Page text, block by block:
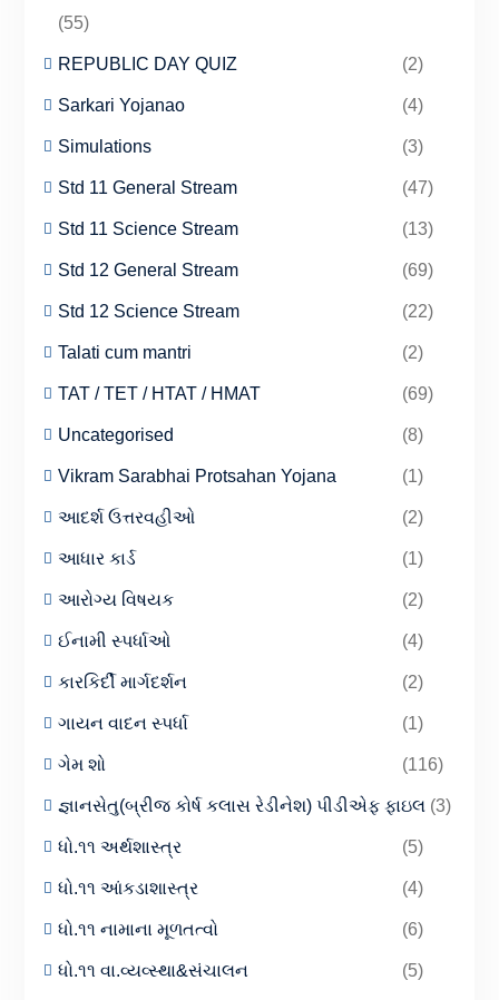
(55)
REPUBLIC DAY QUIZ (2)
Sarkari Yojanao (4)
Simulations (3)
Std 11 General Stream (47)
Std 11 Science Stream (13)
Std 12 General Stream (69)
Std 12 Science Stream (22)
Talati cum mantri (2)
TAT / TET / HTAT / HMAT (69)
Uncategorised (8)
Vikram Sarabhai Protsahan Yojana (1)
આદર્શ ઉત્તરવહીઓ (2)
આધાર કાર્ડ (1)
આરોગ્ય વિષયક (2)
ઈનામી સ્પર્ધાઓ (4)
કારકિર્દી માર્ગદર્શન (2)
ગાયન વાદન સ્પર્ધા (1)
ગેમ શો (116)
જ્ઞાનસેતુ(બ્રીજ કોર્ષ કલાસ રેડીનેશ) પીડીએફ ફાઇલ(3)
ધો.૧૧ અર્થશાસ્ત્ર (5)
ધો.૧૧ આંકડાશાસ્ત્ર (4)
ધો.૧૧ નામાના મૂળતત્વો (6)
ધો.૧૧ વા.વ્યવ્સ્થા&સંચાલન (5)